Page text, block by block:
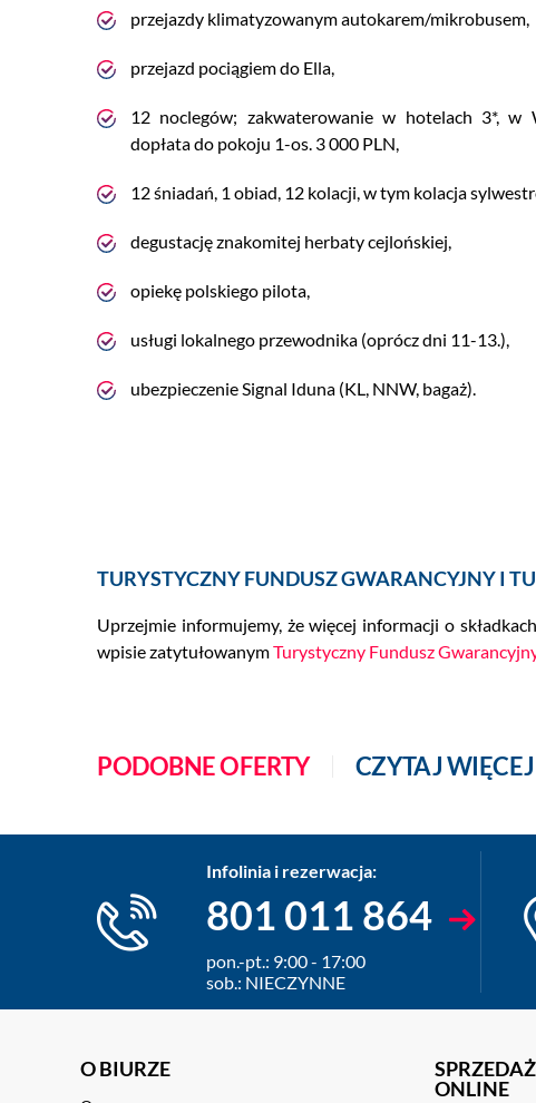
przejazdy klimatyzowanym autokarem/mikrobusem,
przejazd pociągiem do Ella,
12 noclegów; zakwaterowanie w hotelach 3*, w
dopłata do pokoju 1-os. 3 000 PLN,
12 śniadań, 1 obiad, 12 kolacji, w tym kolacja
degustację znakomitej herbaty cejlońskiej,
opiekę polskiego pilota,
usługi lokalnego przewodnika (oprócz dni 11-13.),
ubezpieczenie Signal Iduna (KL, NNW, bagaż).
TURYSTYCZNY FUNDUSZ GWARANCYJNY I
Uprzejmie informujemy, że więcej informacji o
wpisie zatytułowanymTurystyczny Fundusz
PODOBNE OFERTY CZYTAJ
Infolinia i rezerwacja:
801 011 864
pon.-pt.: 9:00 - 17:00
sob.: NIECZYNNE
O BIURZE
SPRZEDAŻ
ONLINE